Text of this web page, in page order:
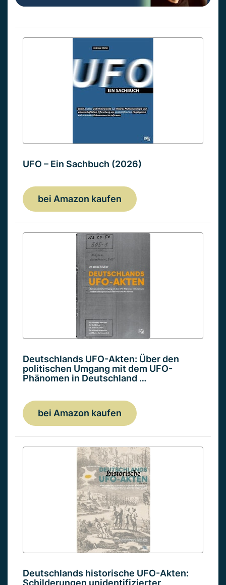
UFO – Ein Sachbuch (2026)
bei Amazon kaufen
Deutschlands UFO-Akten: Über den
politischen Umgang mit dem UFO-
Phänomen in Deutschland …
bei Amazon kaufen
Deutschlands historische UFO-Akten:
Schilderungen unidentifizierter